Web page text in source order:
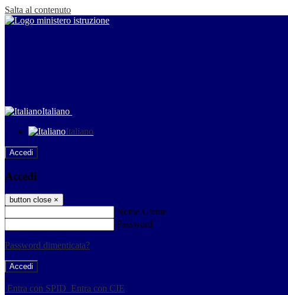
Salta al contenuto
Italiano
Italiano
Accedi
Accedi
button close ×
Nome Utente
Password
Password dimenticata?
-
Entra con SPID Entra con CIE